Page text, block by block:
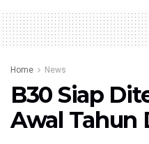
Home News
B30 Siap
Awal Tahun